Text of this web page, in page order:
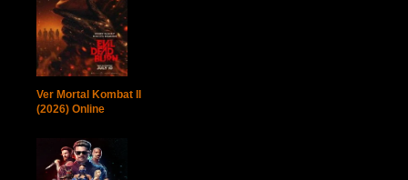
Ver Mortal Kombat II
(2026) Online